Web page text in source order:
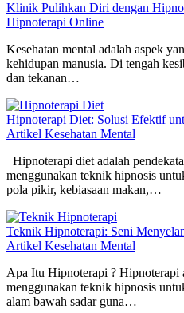
Klinik Pulihkan Diri dengan
Hipnoterapi Online
Kesehatan mental adalah aspek
kehidupan manusia. Di tengah
dan tekanan…
Hipnoterapi Diet: Solusi Efektif
Artikel Kesehatan Mental
Hipnoterapi diet adalah
menggunakan teknik hipnosis
pola pikir, kebiasaan makan,…
Teknik Hipnoterapi: Seni
Artikel Kesehatan Mental
Apa Itu Hipnoterapi ? Hipnoterapi
menggunakan teknik hipnosis
alam bawah sadar guna…